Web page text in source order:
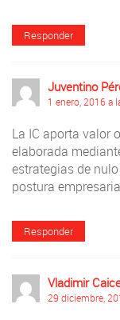
Responder
Juventino
1 enero, 2016 a
La IC aporta valor
elaborada
estrategias de
postura
Responder
Vladimir
29 diciembre,